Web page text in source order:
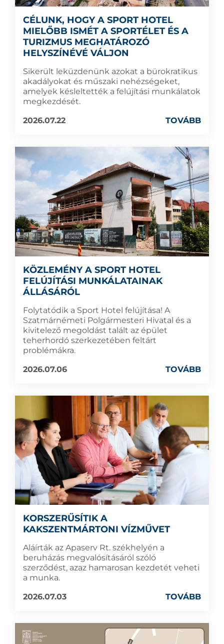
CÉLUNK, HOGY A SPORT HOTEL
MIELŐBB ISMÉT A SPORTÉLET ÉS A
TURIZMUS MEGHATÁROZÓ
HELYSZÍNÉVÉ VÁLJON
Sikerült leküzdenünk azokat a bürokratikus
akadályokat és műszaki nehézségeket,
amelyek késleltették a felújítási munkálatok
megkezdését.
2026.07.22
TOVÁBB
KÖZLEMÉNY A SPORT HOTEL
FELÚJÍTÁSI MUNKÁLATAINAK
ÁLLÁSÁRÓL
Folytatódik a Sport Hotel felújítása! A
Szatmárnémeti Polgármesteri Hivatal és a
kivitelező megoldást talált az épület
teherhordó szerkezetében feltárt
problémákra.
2026.07.06
TOVÁBB
KORSZERŰSÍTIK A
KAKSZENTMÁRTONI VÍZMŰVET
Aláírták az Apaserv Rt. székhelyén a
beruházás megvalósításáról szóló
szerződést, azaz hamarosan kezdetét veheti
a munka.
2026.07.03
TOVÁBB